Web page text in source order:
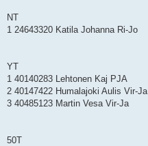
NT
1 24643320 Katila Johanna Ri-Jo
YT
1 40140283 Lehtonen Kaj PJA
2 40147422 Humalajoki Aulis Vir-Ja
3 40485123 Martin Vesa Vir-Ja
50T